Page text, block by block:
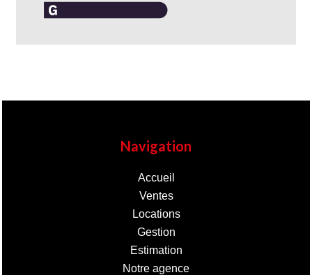
Navigation
Accueil
Ventes
Locations
Gestion
Estimation
Notre agence